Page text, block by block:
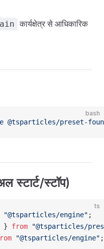
कार्यक्षेत्र से आधिकारिक
bash
@tsparticles/preset-
स्टार्ट/स्टॉप)
ts
"@tsparticles/engine" ;
} from "@tsparticles/
"@tsparticles/engine" ;